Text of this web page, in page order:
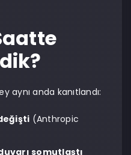
aynı anda kanıtlandı:
(Anthropic
somutlaştı